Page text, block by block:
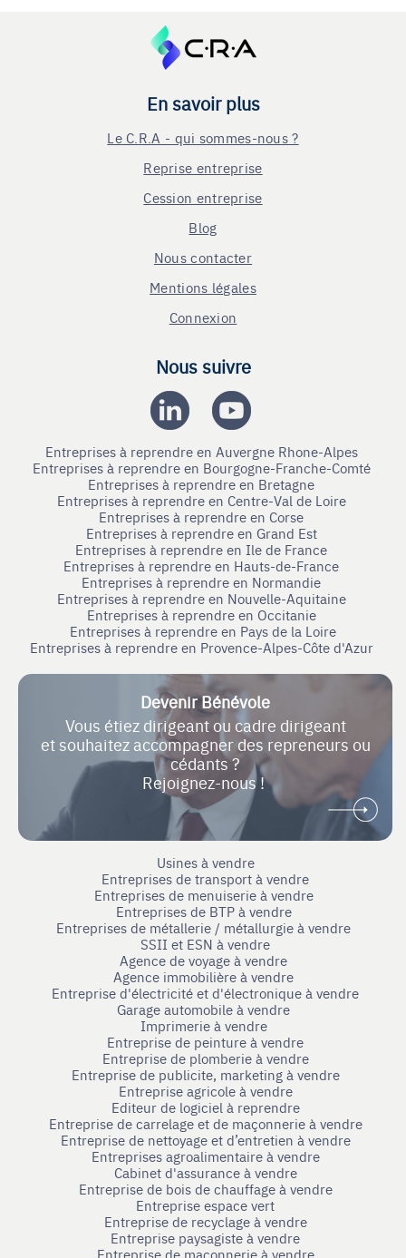
En savoir plus
Le C.R.A - qui sommes-nous ?
Reprise entreprise
Cession entreprise
Blog
Nous contacter
Mentions légales
Connexion
Nous suivre
Entreprises à reprendre en Auvergne Rhone-Alpes
Entreprises à reprendre en Bourgogne-Franche-Comté
Entreprises à reprendre en Bretagne
Entreprises à reprendre en Centre-Val de Loire
Entreprises à reprendre en Corse
Entreprises à reprendre en Grand Est
Entreprises à reprendre en Ile de France
Entreprises à reprendre en Hauts-de-France
Entreprises à reprendre en Normandie
Entreprises à reprendre en Nouvelle-Aquitaine
Entreprises à reprendre en Occitanie
Entreprises à reprendre en Pays de la Loire
Entreprises à reprendre en Provence-Alpes-Côte d'Azur
Devenir Bénévole
Vous étiez dirigeant ou cadre dirigeant
et souhaitez accompagner des repreneurs ou
cédants ?
Rejoignez-nous !
Usines à vendre
Entreprises de transport à vendre
Entreprises de menuiserie à vendre
Entreprises de BTP à vendre
Entreprises de métallerie / métallurgie à vendre
SSII et ESN à vendre
Agence de voyage à vendre
Agence immobilière à vendre
Entreprise d'électricité et d'électronique à vendre
Garage automobile à vendre
Imprimerie à vendre
Entreprise de peinture à vendre
Entreprise de plomberie à vendre
Entreprise de publicite, marketing à vendre
Entreprise agricole à vendre
Editeur de logiciel à reprendre
Entreprise de carrelage et de maçonnerie à vendre
Entreprise de nettoyage et d’entretien à vendre
Entreprises agroalimentaire à vendre
Cabinet d'assurance à vendre
Entreprise de bois de chauffage à vendre
Entreprise espace vert
Entreprise de recyclage à vendre
Entreprise paysagiste à vendre
Entreprise de maçonnerie à vendre